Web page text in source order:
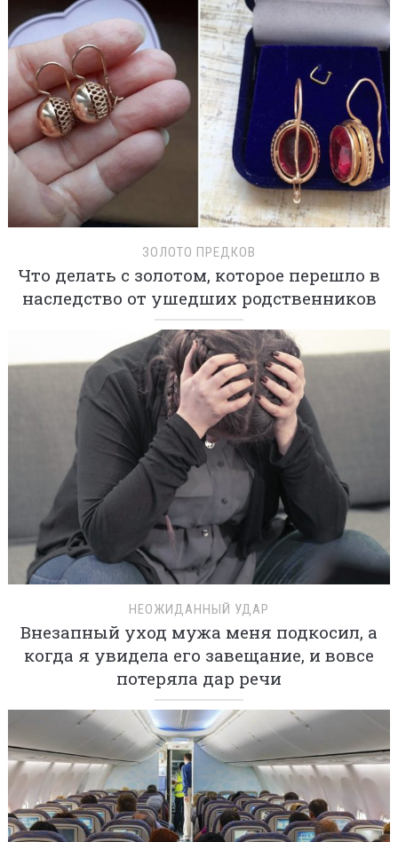
ЗОЛОТО ПРЕДКОВ
Что делать с золотом, которое перешло в
наследство от ушедших родственников
НЕОЖИДАННЫЙ УДАР
Внезапный уход мужа меня подкосил, а
когда я увидела его завещание, и вовсе
потеряла дар речи